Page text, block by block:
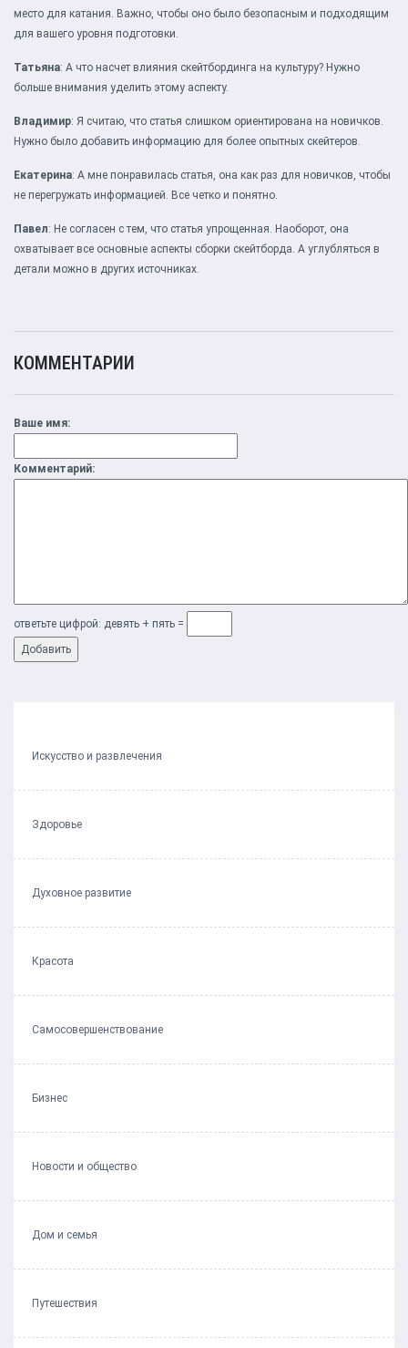
место для катания. Важно, чтобы оно было безопасным и подходящим
для вашего уровня подготовки.
Татьяна: А что насчет влияния скейтбординга на культуру? Нужно
больше внимания уделить этому аспекту.
Владимир: Я считаю, что статья слишком ориентирована на новичков.
Нужно было добавить информацию для более опытных скейтеров.
Екатерина: А мне понравилась статья, она как раз для новичков, чтобы
не перегружать информацией. Все четко и понятно.
Павел: Не согласен с тем, что статья упрощенная. Наоборот, она
охватывает все основные аспекты сборки скейтборда. А углубляться в
детали можно в других источниках.
КОММЕНТАРИИ
Ваше имя:
Комментарий:
ответьте цифрой: дeвять + пять =
Искусство и развлечения
Здоровье
Духовное развитие
Красота
Самосовершенствование
Бизнес
Новости и общество
Дом и семья
Путешествия